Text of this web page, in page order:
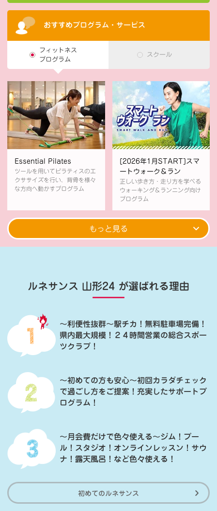
おすすめプログラム・サービス
フィットネス
プログラム
スクール
Essential Pilates
ツールを用いてピラティスのエ
クササイズを行い、背骨を様々
な方向へ動かすプログラム
[2026年1月START]スマ
ートウォーク＆ラン
正しい歩き方・走り方を学べる
ウォーキング＆ランニング向け
プログラム
もっと見る
ルネサンス 山形24 が選ばれる理由
～利便性抜群～駅チカ！無料駐車場完備！
県内最大規模！２４時間営業の総合スポー
ツクラブ！
～初めての方も安心～初回カラダチェック
で過ごし方をご提案！充実したサポートプ
ログラム！
～月会費だけで色々使える～ジム！プー
ル！スタジオ！オンラインレッスン！サウ
ナ！露天風呂！など色々使える！
初めてのルネサンス